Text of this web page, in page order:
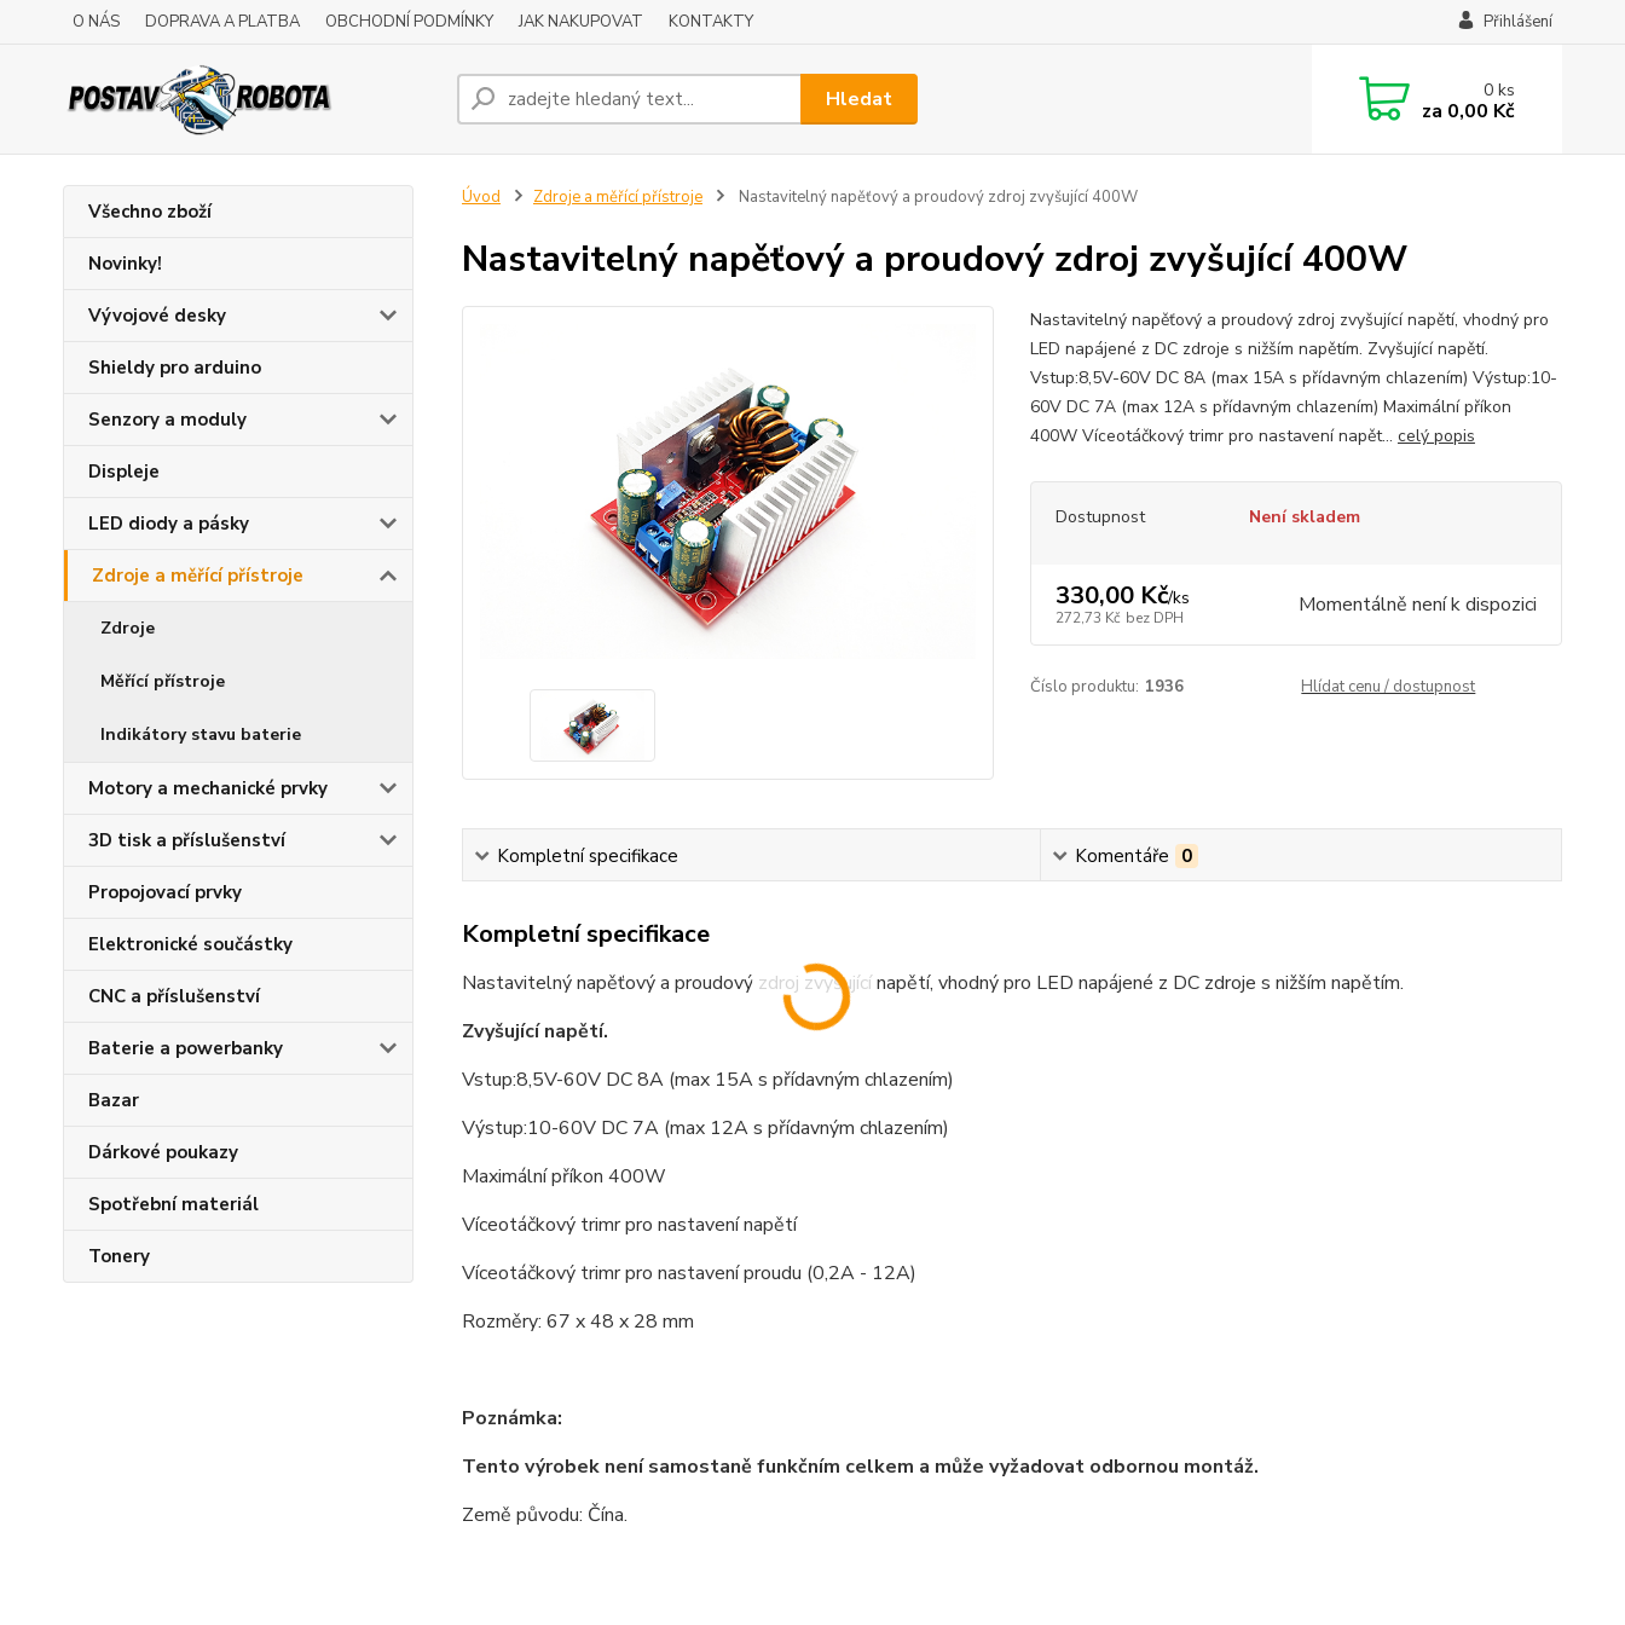
O NÁS DOPRAVA A PLATBA OBCHODNÍ PODMÍNKY JAK NAKUPOVAT KONTAKTY Přihlášení
Hledat 0ks
za 0,00 Kč
Všechno zboží
Novinky!
Vývojové desky
Shieldy pro arduino
Senzory a moduly
Displeje
LED diody a pásky
Zdroje a měřící přístroje
Zdroje
Měřící přístroje
Indikátory stavu baterie
Motory a mechanické prvky
3D tisk a příslušenství
Propojovací prvky
Elektronické součástky
CNC a příslušenství
Baterie a powerbanky
Bazar
Dárkové poukazy
Spotřební materiál
Tonery
Úvod Zdroje a měřící přístroje Nastavitelný napěťový a proudový zdroj zvyšující 400W
Nastavitelný napěťový a proudový zdroj zvyšující 400W
Nastavitelný napěťový a proudový zdroj zvyšující napětí, vhodný pro
LED napájené z DC zdroje s nižším napětím. Zvyšující napětí.
Vstup:8,5V-60V DC 8A (max 15A s přídavným chlazením) Výstup:10-
60V DC 7A (max 12A s přídavným chlazením) Maximální příkon
400W Víceotáčkový trimr pro nastavení napět... celý popis
Dostupnost Není skladem
330,00 Kč/ks
272,73 Kč bez DPH Momentálně není k dispozici
Číslo produktu: 1936 Hlídat cenu / dostupnost
Kompletní specifikace Komentáře 0
Kompletní specifikace
Nastavitelný napěťový a proudový zdroj zvyšující napětí, vhodný pro LED napájené z DC zdroje s nižším napětím.
Zvyšující napětí.
Vstup:8,5V-60V DC 8A (max 15A s přídavným chlazením)
Výstup:10-60V DC 7A (max 12A s přídavným chlazením)
Maximální příkon 400W
Víceotáčkový trimr pro nastavení napětí
Víceotáčkový trimr pro nastavení proudu (0,2A - 12A)
Rozměry: 67 x 48 x 28 mm
Poznámka:
Tento výrobek není samostaně funkčním celkem a může vyžadovat odbornou montáž.
Země původu: Čína.